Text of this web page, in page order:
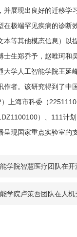
并展现出良好的迁移学
在极端罕见疾病的诊断
本等其他模态信息）以
士生郑乔予，赵唯珂和
大学人工智能学院王延
作者。该研究得到了中
上海市科委（
）、111计
呈现国家重点实验室的支
学院智慧医疗团队在
务测评与对齐研究中取
学院卢策吾团队在人